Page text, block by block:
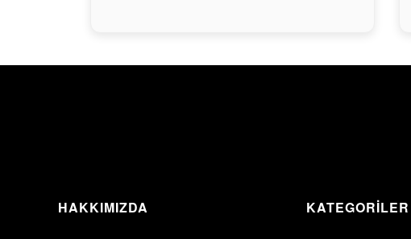
HAKKIMIZDA KATEGORİLER